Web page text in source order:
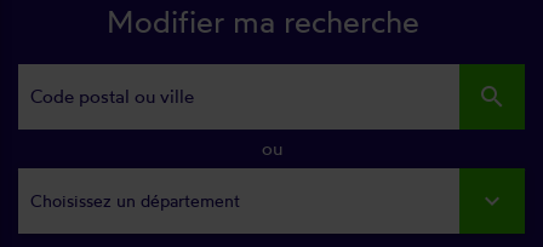
Modifier ma recherche
search
ou
Choisissez un département